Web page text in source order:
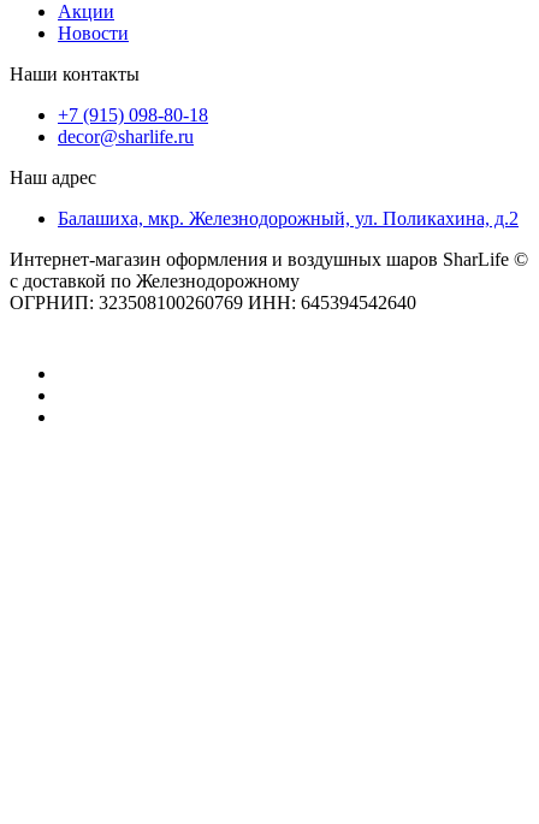
Акции
Новости
Наши контакты
+7 (915) 098-80-18
decor@sharlife.ru
Наш адрес
Балашиха, мкр. Железнодорожный, ул. Поликахина, д.2
Интернет-магазин оформления и воздушных шаров SharLife ©
с доставкой по Железнодорожному
ОГРНИП: 323508100260769 ИНН: 645394542640